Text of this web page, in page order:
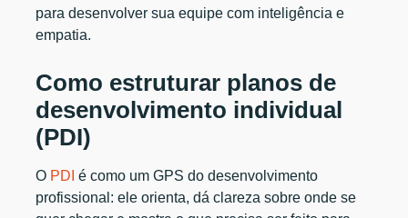
para desenvolver sua equipe com inteligência e
empatia.
Como estruturar planos de
desenvolvimento individual
(PDI)
O PDI é como um GPS do desenvolvimento
profissional: ele orienta, dá clareza sobre onde se